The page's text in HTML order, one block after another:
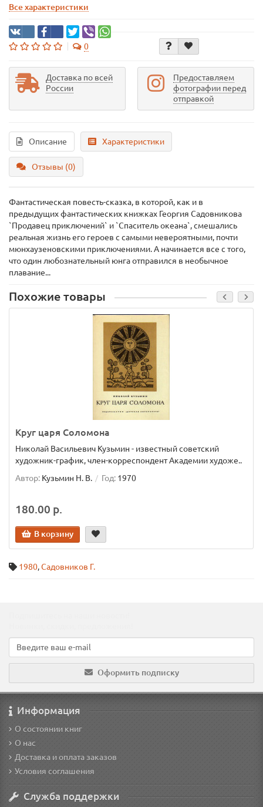
Все характеристики
0
Доставка по всей
России
Предоставляем
фотографии перед
отправкой
Описание Характеристики
Отзывы (0)
Фантастическая повесть-сказка, в которой, как и в
предыдущих фантастических книжках Георгия Садовникова
`Продавец приключений` и `Спаситель океана`, смешались
реальная жизнь его героев с самыми невероятными, почти
мюнхаузеновскими приключениями. А начинается все с того,
что один любознательный юнга отправился в необычное
плавание...
Похожие товары
Круг царя Соломона
Николай Васильевич Кузьмин - известный советский
художник-график, член-корреспондент Академии художе..
Автор: Кузьмин Н. В. Год: 1970
180.00 р.
В корзину
1980,Садовников Г.
Оформить подписку
Информация
О состоянии книг
О нас
Доставка и оплата заказов
Условия соглашения
Служба поддержки